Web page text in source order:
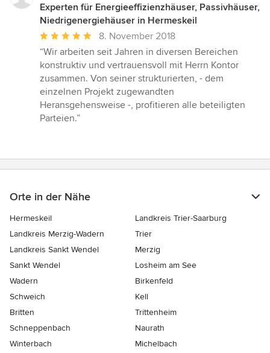
Experten für Energieeffizienzhäuser, Passivhäuser,
Niedrigenergiehäuser in Hermeskeil
Durchschnittliche
Bewertung:
5
von
5
Sternen
8. November 2018
“Wir arbeiten seit Jahren in diversen Bereichen
konstruktiv und vertrauensvoll mit Herrn Kontor
zusammen. Von seiner strukturierten, - dem
einzelnen Projekt zugewandten
Heransgehensweise -, profitieren alle beteiligten
Parteien.”
Orte in der Nähe
Hermeskeil
Landkreis Trier-Saarburg
Landkreis Merzig-Wadern
Trier
Landkreis Sankt Wendel
Merzig
Sankt Wendel
Losheim am See
Wadern
Birkenfeld
Schweich
Kell
Britten
Trittenheim
Schneppenbach
Naurath
Winterbach
Michelbach